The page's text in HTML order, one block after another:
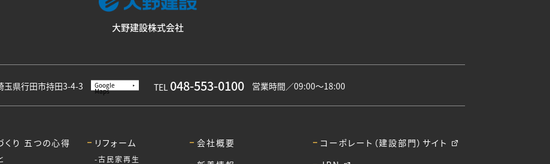
大野建設株式会社
玉県行田市持田3-4-3 Google
Maps TEL 048-553-0100 営業時間／09:00〜18:00
り 五つの心得 リフォーム
古民家再生
会社概要
コーポレート（建設部門）サイト